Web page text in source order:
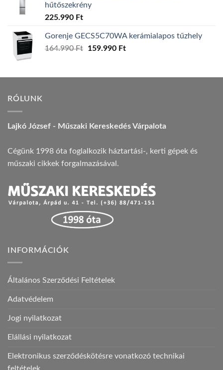
hűtőszekrény
225.990 Ft
Gorenje GECS5C70WA kerámialapos tűzhely
164.990Ft
Original
164.990 Ft.
159.990 FtCurrent
159.990 Ft.
RÓLUNK
Lajkó József - Műszaki Kereskedés Várpalota
Cégünk 1998 óta foglalkozik háztartási-, kerti gépek és
műszaki cikkek forgalmazásával.
INFORMÁCIÓK
Általános Szerződési Feltételek
Adatvédelem
Jogi nyilatkozat
Elállási nyilatkozat
Elektronikus szerződéskötésre vonatkozó technikai